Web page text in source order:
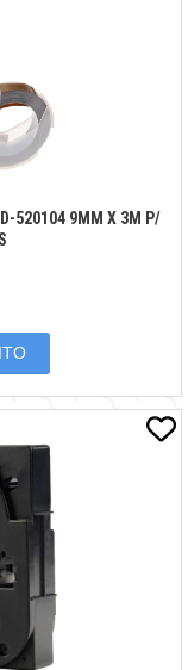
D-520104 9MM X 3M P/